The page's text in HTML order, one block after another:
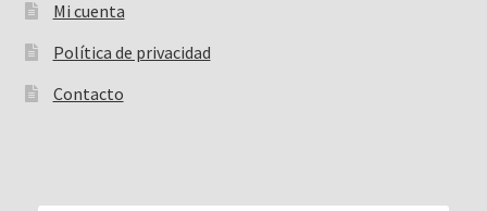
Mi cuenta
Política de privacidad
Contacto